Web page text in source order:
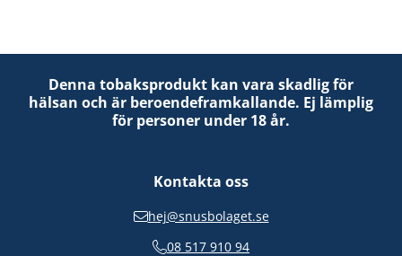
Denna tobaksprodukt kan vara skadlig för
hälsan och är beroendeframkallande. Ej lämplig
för personer under 18 år.
Kontakta oss
hej@snusbolaget.se
08 517 910 94